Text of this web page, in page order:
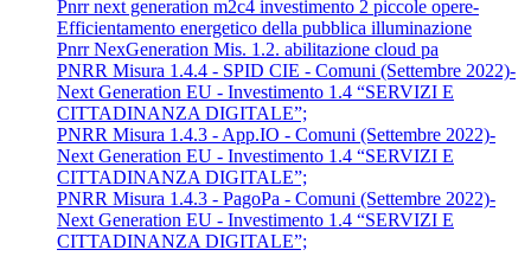
Pnrr next generation m2c4 investimento 2 piccole opere-
Efficientamento energetico della pubblica illuminazione
Pnrr NexGeneration Mis. 1.2. abilitazione cloud pa
PNRR Misura 1.4.4 - SPID CIE - Comuni (Settembre 2022)-
Next Generation EU - Investimento 1.4 “SERVIZI E
CITTADINANZA DIGITALE”;
PNRR Misura 1.4.3 - App.IO - Comuni (Settembre 2022)-
Next Generation EU - Investimento 1.4 “SERVIZI E
CITTADINANZA DIGITALE”;
PNRR Misura 1.4.3 - PagoPa - Comuni (Settembre 2022)-
Next Generation EU - Investimento 1.4 “SERVIZI E
CITTADINANZA DIGITALE”;